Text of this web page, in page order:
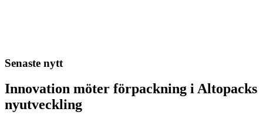
Senaste nytt
Innovation möter förpackning i Altopacks
nyutveckling